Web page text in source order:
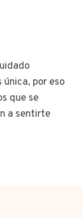
única, por eso
que se
a sentirte